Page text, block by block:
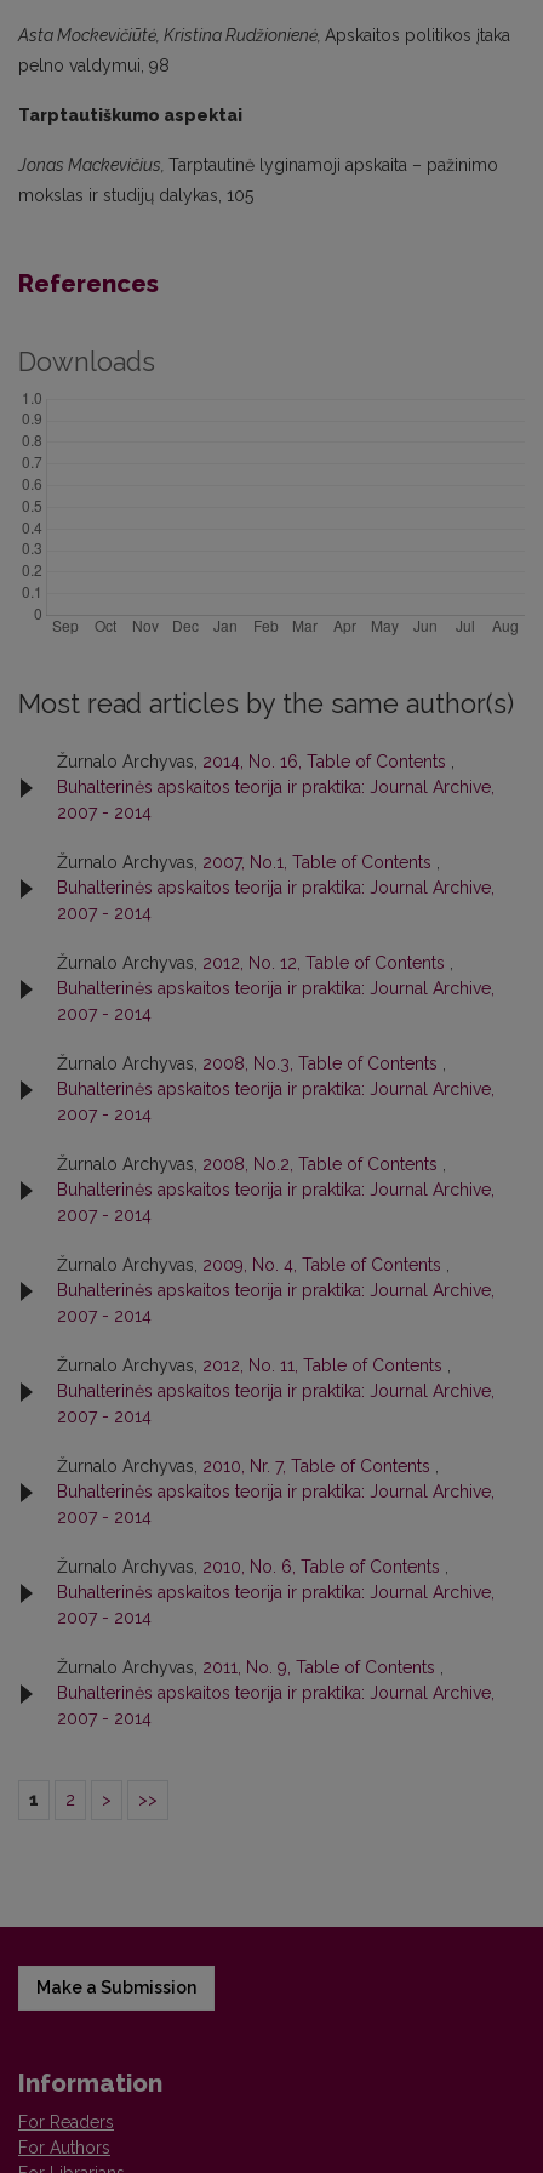
Asta Mockevičiūtė, Kristina Rudžionienė, Apskaitos politikos įtaka
pelno valdymui, 98
Tarptautiškumo aspektai
Jonas Mackevičius, Tarptautinė lyginamoji apskaita – pažinimo
mokslas ir studijų dalykas, 105
References
Downloads
Most read articles by the same author(s)
Žurnalo Archyvas, 2014, No. 16, Table of Contents
Buhalterinės apskaitos teorija ir praktika: Journal Archive,
2007 - 2014
Žurnalo Archyvas, 2007, No.1, Table of Contents
Buhalterinės apskaitos teorija ir praktika: Journal Archive,
2007 - 2014
Žurnalo Archyvas, 2012, No. 12, Table of Contents
Buhalterinės apskaitos teorija ir praktika: Journal Archive,
2007 - 2014
Žurnalo Archyvas, 2008, No.3, Table of Contents
Buhalterinės apskaitos teorija ir praktika: Journal Archive,
2007 - 2014
Žurnalo Archyvas, 2008, No.2, Table of Contents
Buhalterinės apskaitos teorija ir praktika: Journal Archive,
2007 - 2014
Žurnalo Archyvas, 2009, No. 4, Table of Contents
Buhalterinės apskaitos teorija ir praktika: Journal Archive,
2007 - 2014
Žurnalo Archyvas, 2012, No. 11, Table of Contents
Buhalterinės apskaitos teorija ir praktika: Journal Archive,
2007 - 2014
Žurnalo Archyvas, 2010, Nr. 7, Table of Contents
Buhalterinės apskaitos teorija ir praktika: Journal Archive,
2007 - 2014
Žurnalo Archyvas, 2010, No. 6, Table of Contents
Buhalterinės apskaitos teorija ir praktika: Journal Archive,
2007 - 2014
Žurnalo Archyvas, 2011, No. 9, Table of Contents
Buhalterinės apskaitos teorija ir praktika: Journal Archive,
2007 - 2014
1 2 > >>
Make a Submission
Information
For Readers
For Authors